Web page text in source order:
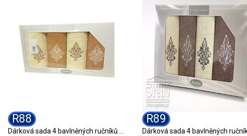
R88
Dárková sada 4 bavlněných ručníků R88 GIFT
R89